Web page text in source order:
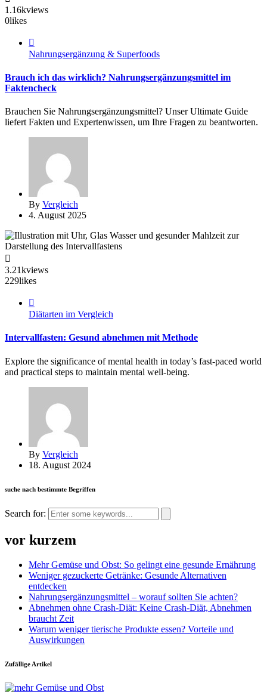
1.16kviews
0likes
Nahrungsergänzung & Superfoods
Brauch ich das wirklich? Nahrungsergänzungsmittel im
Faktencheck
Brauchen Sie Nahrungsergänzungsmittel? Unser Ultimate Guide
liefert Fakten und Expertenwissen, um Ihre Fragen zu beantworten.
By Vergleich
4. August 2025
3.21kviews
229likes
Diätarten im Vergleich
Intervallfasten: Gesund abnehmen mit Methode
Explore the significance of mental health in today’s fast-paced world
and practical steps to maintain mental well-being.
By Vergleich
18. August 2024
suche nach bestimmte Begriffen
Search for:
vor kurzem
Mehr Gemüse und Obst: So gelingt eine gesunde Ernährung
Weniger gezuckerte Getränke: Gesunde Alternativen
entdecken
Nahrungsergänzungsmittel – worauf sollten Sie achten?
Abnehmen ohne Crash-Diät: Keine Crash-Diät, Abnehmen
braucht Zeit
Warum weniger tierische Produkte essen? Vorteile und
Auswirkungen
Zufällige Artikel